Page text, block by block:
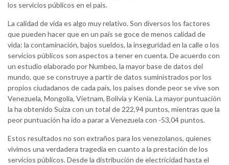
los servicios públicos en el país.
La calidad de vida es algo muy relativo. Son diversos los factores
que pueden hacer que en un país se goce de menos calidad de
vida: la contaminación, bajos sueldos, la inseguridad en la calle o los
servicios públicos son aspectos a tener en cuenta. De acuerdo con
un estudio elaborado por Numbeo, la mayor base de datos del
mundo, que se construye a partir de datos suministrados por los
propios ciudadanos de cada país, los países donde peor se vive son
Venezuela, Mongolia, Vietnam, Bolivia y Kenia. La mayor puntuación
la ha obtenido Suiza con un total de 222,94 puntos, mientras que la
peor puntuación ha ido a parar a Venezuela con -53,04 puntos.
Estos resultados no son extraños para los venezolanos, quienes
vivimos una verdadera tragedia en cuanto a la prestación de los
servicios públicos. Desde la distribución de electricidad hasta el